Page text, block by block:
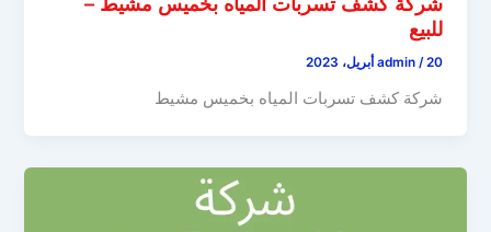
للبيع
admin /20 أبريل، 2023
شركة كشف تسربات المياه بخميس مشيط